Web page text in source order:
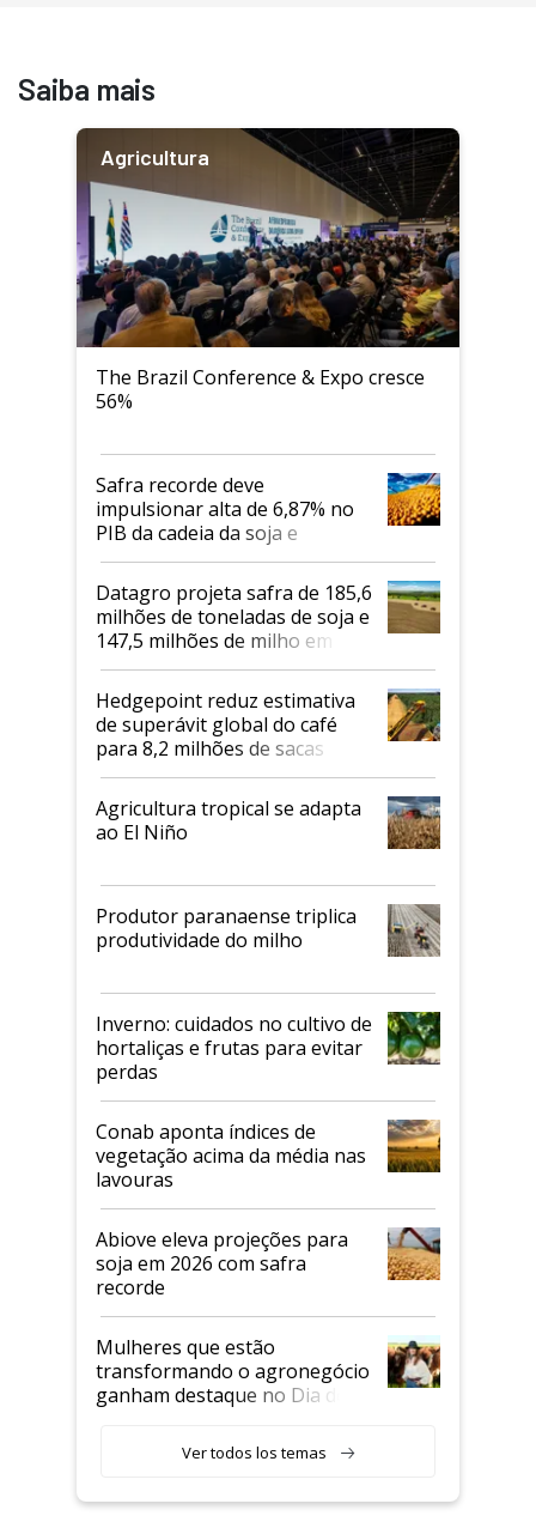
Saiba mais
Agricultura
The Brazil Conference & Expo cresce
56%
Safra recorde deve
impulsionar alta de 6,87% no
PIB da cadeia da soja e
biodiesel em 2026
Datagro projeta safra de 185,6
milhões de toneladas de soja e
147,5 milhões de milho em
2026/27
Hedgepoint reduz estimativa
de superávit global do café
para 8,2 milhões de sacas
Agricultura tropical se adapta
ao El Niño
Produtor paranaense triplica
produtividade do milho
Inverno: cuidados no cultivo de
hortaliças e frutas para evitar
perdas
Conab aponta índices de
vegetação acima da média nas
lavouras
Abiove eleva projeções para
soja em 2026 com safra
recorde
Mulheres que estão
transformando o agronegócio
ganham destaque no Dia do
Ver todos los temas